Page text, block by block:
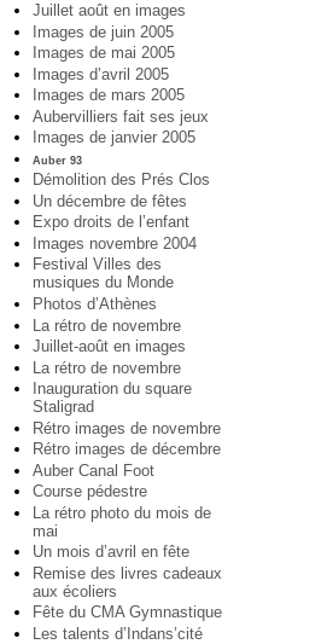
Juillet août en images
Images de juin 2005
Images de mai 2005
Images d’avril 2005
Images de mars 2005
Aubervilliers fait ses jeux
Images de janvier 2005
Auber 93
Démolition des Prés Clos
Un décembre de fêtes
Expo droits de l’enfant
Images novembre 2004
Festival Villes des
musiques du Monde
Photos d’Athènes
La rétro de novembre
Juillet-août en images
La rétro de novembre
Inauguration du square
Staligrad
Rétro images de novembre
Rétro images de décembre
Auber Canal Foot
Course pédestre
La rétro photo du mois de
mai
Un mois d’avril en fête
Remise des livres cadeaux
aux écoliers
Fête du CMA Gymnastique
Les talents d’Indans’cité